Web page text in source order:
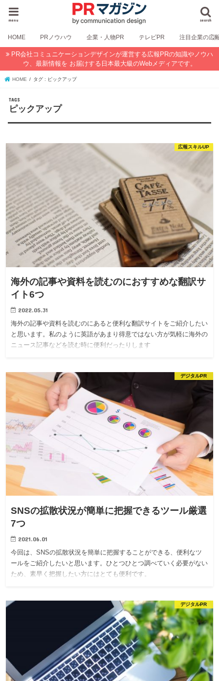
search
menu
HOME PRノウハウ 企業・人物PR テレビPR 注目企業の広
PR会社コミュニケーションデザインが運営する広報PRの知識やノウハ
ウ、最新情報を お届けする日本最大級のWebメディアです。
HOME タグ : ピックアップ
ピックアップ
広報スキルUP
海外の記事や資料を読むのにおすすめな翻訳サ
イト6つ
2022.05.31
海外の記事や資料を読むのにあると便利な翻訳サイトをご紹介したい
と思います。私のように英語があまり得意ではない方が気軽に海外の
ニュース記事などを読む時に便利だったりします
デジタルPR
SNSの拡散状況が簡単に把握できるツール厳選
7つ
2021.06.01
今回は、SNSの拡散状況を簡単に把握することができる、便利なツ
ールをご紹介したいと思います。ひとつひとつ調べていく必要がない
ため、素早く把握したい方にはとても便利です。
デジタルPR